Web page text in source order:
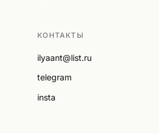
КОНТАКТЫ
ilyaant@list.ru
telegram
insta